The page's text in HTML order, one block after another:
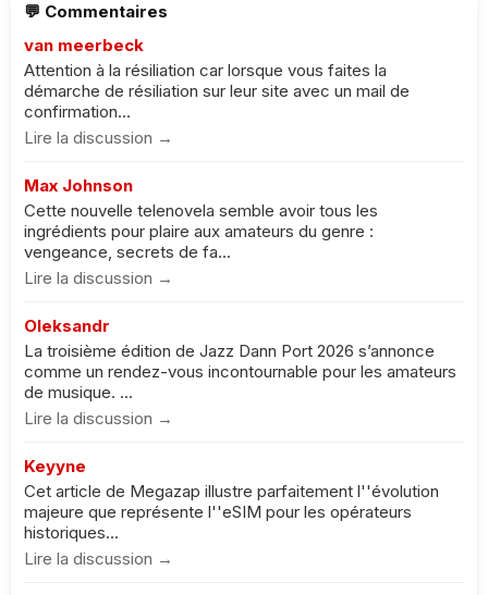
💬 Commentaires
van meerbeck
Attention à la résiliation car lorsque vous faites la
démarche de résiliation sur leur site avec un mail de
confirmation...
Lire la discussion →
Max Johnson
Cette nouvelle telenovela semble avoir tous les
ingrédients pour plaire aux amateurs du genre :
vengeance, secrets de fa...
Lire la discussion →
Oleksandr
La troisième édition de Jazz Dann Port 2026 s’annonce
comme un rendez-vous incontournable pour les amateurs
de musique. ...
Lire la discussion →
Keyyne
Cet article de Megazap illustre parfaitement l''évolution
majeure que représente l''eSIM pour les opérateurs
historiques...
Lire la discussion →